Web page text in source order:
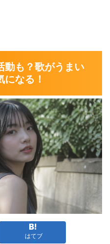
動も？歌がうまい
なる！
はてブ